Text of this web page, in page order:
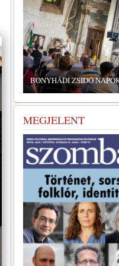
ZSIDÓ NAPOK
MEGJELENT